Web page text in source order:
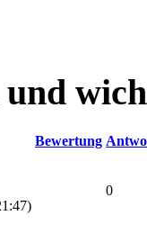
Bewertung
0